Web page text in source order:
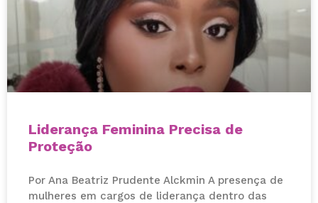
Liderança Feminina Precisa de
Proteção
Por Ana Beatriz Prudente Alckmin A presença de
mulheres em cargos de liderança dentro das